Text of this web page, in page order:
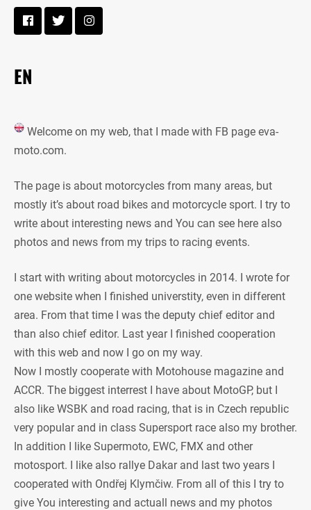
EN
Welcome on my web, that I made with FB page eva-
moto.com.
The page is about motorcycles from many areas, but
mostly it’s about road bikes and motorcycle sport. I try to
write about interesting news and You can see here also
photos and news from my trips to racing events.
I start with writing about motorcycles in 2014. I wrote for
one website when I finished universtity, even in different
area. From that time I was the deputy chief editor and
than also chief editor. Last year I finished cooperation
with this web and now I go on my way.
Now I mostly cooperate with Motohouse magazine and
ACCR. The biggest interrest I have about MotoGP, but I
also like WSBK and road racing, that is in Czech republic
very popular and in class Supersport race also my brother.
In addition I like Supermoto, EWC, FMX and other
motosport. I like also rallye Dakar and last two years I
cooperated with Ondřej Klymčiw. From all of this I try to
give You interesting and actuall news and my photos